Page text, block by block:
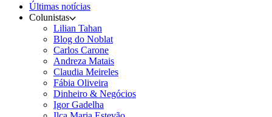
Últimas notícias
Colunistas
Lilian Tahan
Blog do Noblat
Carlos Carone
Andreza Matais
Claudia Meireles
Fábia Oliveira
Dinheiro & Negócios
Igor Gadelha